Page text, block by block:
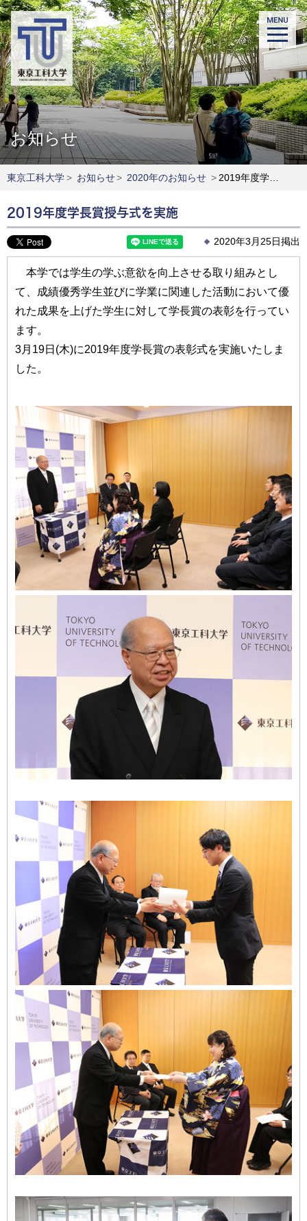
お知らせ
東京工科大学> お知らせ> 2020年のお知らせ > 2019年度学長賞授与式を実施
2019年度学長賞授与式を実施
2020年3月25日掲出
本学では学生の学ぶ意欲を向上させる取り組みとし
て、成績優秀学生並びに学業に関連した活動において優
れた成果を上げた学生に対して学長賞の表彰を行ってい
ます。
3月19日(木)に2019年度学長賞の表彰式を実施いたしま
した。